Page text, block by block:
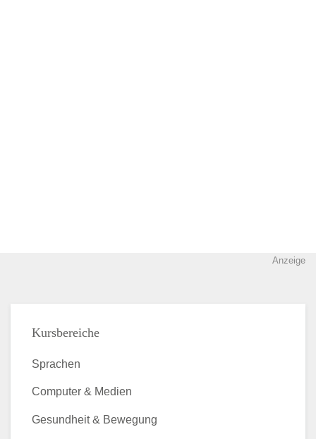
Anzeige
Kursbereiche
Sprachen
Computer & Medien
Gesundheit & Bewegung